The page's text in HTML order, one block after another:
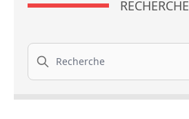
RECHERCHE
Recherche